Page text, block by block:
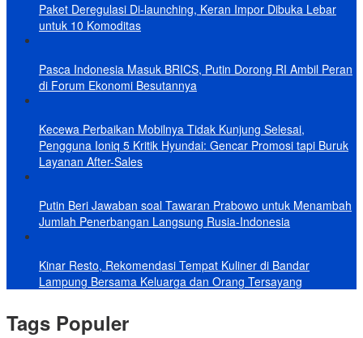
Paket Deregulasi Di-launching, Keran Impor Dibuka Lebar
untuk 10 Komoditas
Pasca Indonesia Masuk BRICS, Putin Dorong RI Ambil Peran
di Forum Ekonomi Besutannya
Kecewa Perbaikan Mobilnya Tidak Kunjung Selesai,
Pengguna Ioniq 5 Kritik Hyundai: Gencar Promosi tapi Buruk
Layanan After-Sales
Putin Beri Jawaban soal Tawaran Prabowo untuk Menambah
Jumlah Penerbangan Langsung Rusia-Indonesia
Kinar Resto, Rekomendasi Tempat Kuliner di Bandar
Lampung Bersama Keluarga dan Orang Tersayang
Tags Populer